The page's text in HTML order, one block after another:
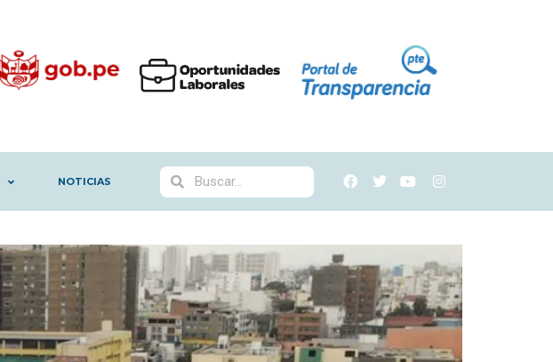
NOTICIAS